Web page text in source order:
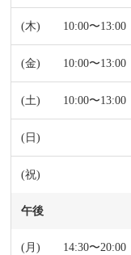
10:00〜13:00
10:00〜13:00
10:00〜13:00
午後
14:30〜20:00